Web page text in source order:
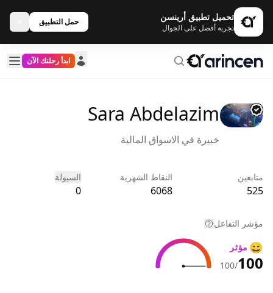
تحميل تطبيق أرينسن
تجربة أفضل على الجوال
حمل التطبيق
ابدأ رحلتك الآن
Sara Abdelazim
خبيرة في الاسواق المالية
متابعين
525
النقاط الشهرية
6068
السيولة
0
مؤشر التفاعل
😄 مؤثر
100
/100